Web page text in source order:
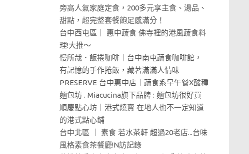
旁高人氣家庭定食，200多元享主食、湯品、
甜點，超完整套餐飽足感滿分！
台中西屯區｜ 惠中蔬食 佛寺裡的港風蔬食料
理!大推～
慢所哉．飯捲咖啡｜台中南屯蔬食咖啡館，
有記憶的手作捲飯，藏著滿滿人情味
PRESERVE 台中惠中店｜蔬食系早午餐X酸種
麵包坊 . Miacucina旗下品牌 : 麵包坊很好買
順慶點心坊｜港式燒賣 在地人也不一定知道
的港式點心鋪
台中北區 ｜ 素食 若水茶軒 超過20老店...台味
風格素食茶餐廳!N訪記錄